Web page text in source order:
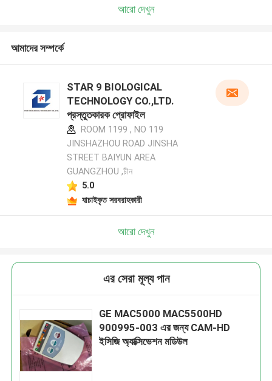
আরো দেখুন
আমাদের সম্পর্কে
STAR 9 BIOLOGICAL
TECHNOLOGY CO.,LTD.
প্রস্তুতকারক প্রোফাইল
ROOM 1199 , NO 119
JINSHAZHOU ROAD JINSHA
STREET BAIYUN AREA
GUANGZHOU ,চীন
5.0
যাচাইকৃত সরবরাহকারী
আরো দেখুন
এর সেরা মূল্য পান
GE MAC5000 MAC5500HD
900995-003 এর জন্য CAM-HD
ইসিজি অ্যাক্সিভেশন মডিউল